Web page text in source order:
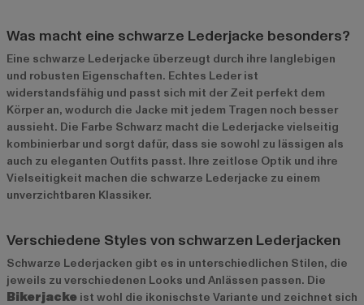
Was macht eine schwarze Lederjacke besonders?
Eine schwarze Lederjacke überzeugt durch ihre langlebigen
und robusten Eigenschaften. Echtes Leder ist
widerstandsfähig und passt sich mit der Zeit perfekt dem
Körper an, wodurch die Jacke mit jedem Tragen noch besser
aussieht. Die Farbe Schwarz macht die Lederjacke vielseitig
kombinierbar und sorgt dafür, dass sie sowohl zu lässigen als
auch zu eleganten Outfits passt. Ihre zeitlose Optik und ihre
Vielseitigkeit machen die schwarze Lederjacke zu einem
unverzichtbaren Klassiker.
Verschiedene Styles von schwarzen Lederjacken
Schwarze Lederjacken gibt es in unterschiedlichen Stilen, die
jeweils zu verschiedenen Looks und Anlässen passen. Die
Bikerjacke ist wohl die ikonischste Variante und zeichnet sich